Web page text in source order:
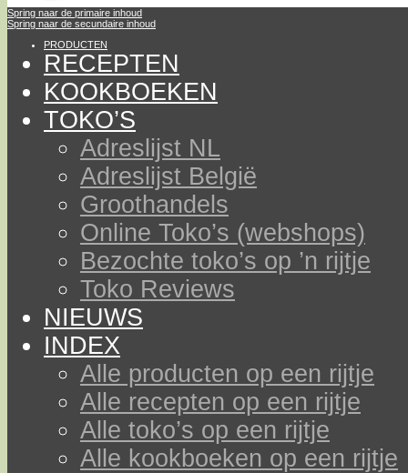
Spring naar de primaire inhoud
Spring naar de secundaire inhoud
PRODUCTEN
RECEPTEN
KOOKBOEKEN
TOKO’S
Adreslijst NL
Adreslijst België
Groothandels
Online Toko’s (webshops)
Bezochte toko’s op ’n rijtje
Toko Reviews
NIEUWS
INDEX
Alle producten op een rijtje
Alle recepten op een rijtje
Alle toko’s op een rijtje
Alle kookboeken op een rijtje